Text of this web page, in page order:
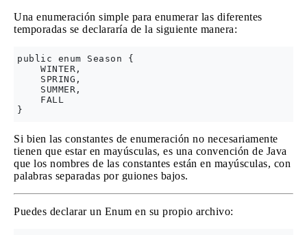
Una enumeración simple para enumerar las diferentes
temporadas se declararía de la siguiente manera:
public enum Season {
    WINTER,
    SPRING,
    SUMMER,
    FALL
Si bien las constantes de enumeración no necesariamente
tienen que estar en mayúsculas, es una convención de Java
que los nombres de las constantes están en mayúsculas, con
palabras separadas por guiones bajos.
Puedes declarar un Enum en su propio archivo: